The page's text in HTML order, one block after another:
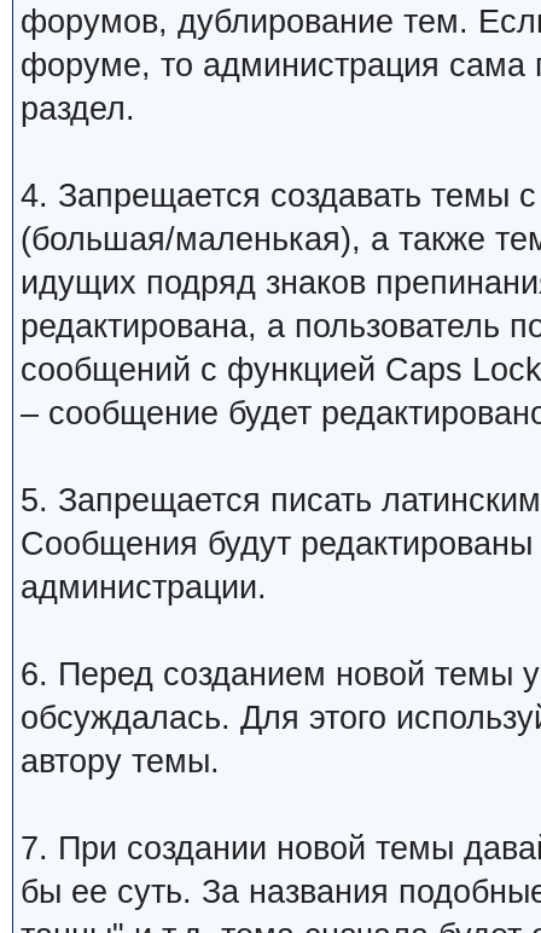
форумов, дублирование тем.
форуме, то администрация сама
раздел.
4. Запрещается создавать темы
(большая/маленькая), а также
идущих подряд знаков
редактирована, а пользователь
сообщений с функцией Caps
– сообщение будет
5. Запрещается писать
Сообщения будут
администрации.
6. Перед созданием новой темы
обсуждалась. Для этого
автору темы.
7. При создании новой темы
бы ее суть. За названия